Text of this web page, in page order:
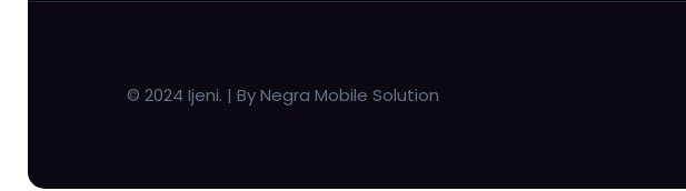
© 2024 Ijeni. | By Negra Mobile Solution